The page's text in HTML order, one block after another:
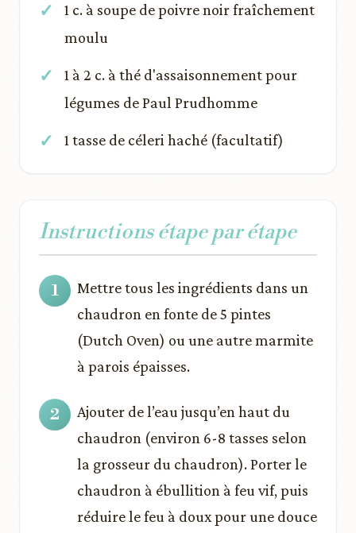
1 c. à soupe de poivre noir fraîchement
moulu
1 à 2 c. à thé d'assaisonnement pour
légumes de Paul Prudhomme
1 tasse de céleri haché (facultatif)
Instructions étape par étape
Mettre tous les ingrédients dans un
chaudron en fonte de 5 pintes
(Dutch Oven) ou une autre marmite
à parois épaisses.
Ajouter de l’eau jusqu’en haut du
chaudron (environ 6-8 tasses selon
la grosseur du chaudron). Porter le
chaudron à ébullition à feu vif, puis
réduire le feu à doux pour une douce